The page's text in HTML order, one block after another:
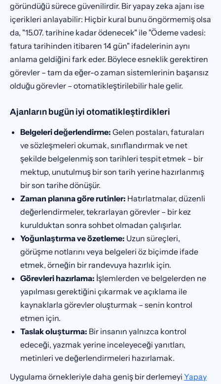
göründüğü sürece güvenilirdir. Bir yapay zeka ajanı ise
içerikleri anlayabilir: Hiçbir kural bunu öngörmemiş olsa
da, "15.07. tarihine kadar ödenecek" ile "Ödeme vadesi:
fatura tarihinden itibaren 14 gün" ifadelerinin aynı
anlama geldiğini fark eder. Böylece esneklik gerektiren
görevler – tam da eğer-o zaman sistemlerinin başarısız
olduğu görevler – otomatikleştirilebilir hale gelir.
Ajanların bugün iyi otomatikleştirdikleri
Belgeleri değerlendirme: Gelen postaları, faturaları
ve sözleşmeleri okumak, sınıflandırmak ve net
şekilde belgelenmiş son tarihleri tespit etmek – bir
mektup, unutulmuş bir son tarih yerine hazırlanmış
bir son tarihe dönüşür.
Zaman planına göre rutinler: Hatırlatmalar, düzenli
değerlendirmeler, tekrarlayan görevler – bir kez
kurulduktan sonra sohbet olmadan çalışırlar.
Yoğunlaştırma ve özetleme: Uzun süreçleri,
görüşme notlarını veya belgeleri öz biçimde ifade
etmek, örneğin bir randevuya hazırlık için.
Görevleri hazırlama: İşlemlerden ve belgelerden ne
yapılması gerektiğini çıkarmak ve açıklama ile
kaynaklarla görevler oluşturmak – senin kontrol
etmen için.
Taslak oluşturma: Bir insanın yalnızca kontrol
edeceği, yazmak yerine inceleyeceği yanıtları,
metinleri ve değerlendirmeleri hazırlamak.
Uygulama örnekleriyle daha geniş bir derlemeyi Yapay